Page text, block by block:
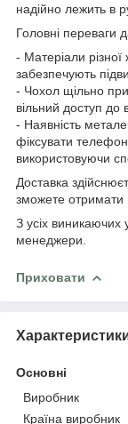
надійно лежить в
Головні переваги
- Матеріали різної
забезпечують
- Чохол щільно
вільний доступ до
- Наявність
фіксувати
використовуючи
Доставка
зможете
З усіх виникаючих
менеджери.
Приховати
Основні
Виробник
Країна виробник